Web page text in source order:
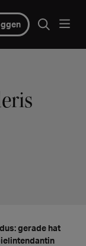
gerade hat